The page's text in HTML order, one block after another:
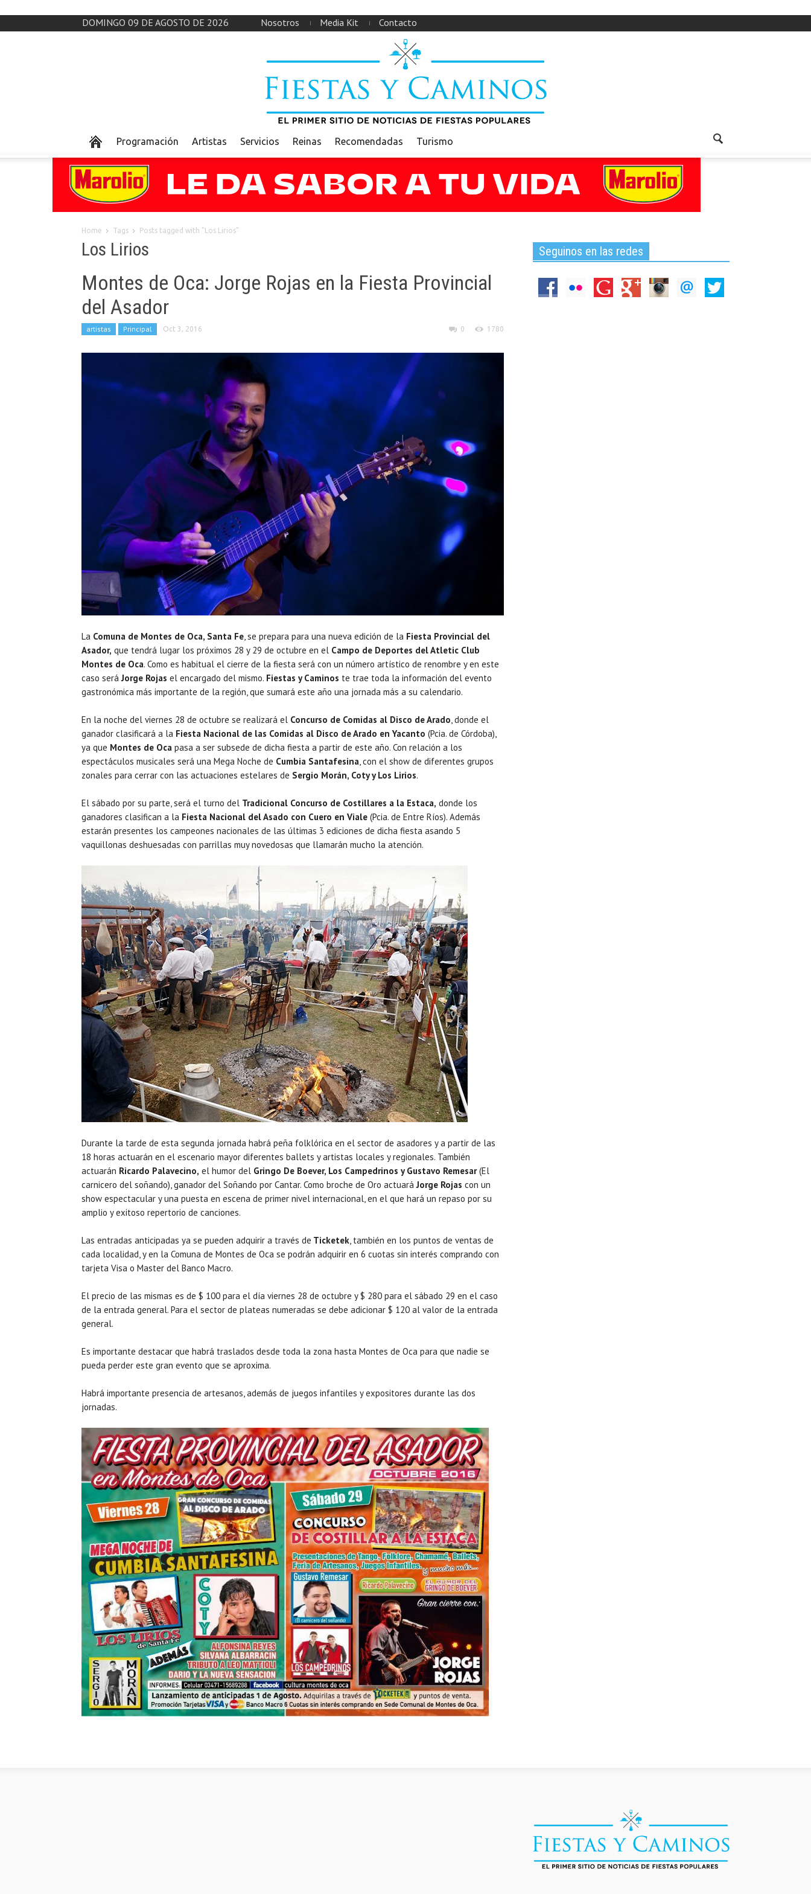
DOMINGO 09 DE AGOSTO DE 2026 Nosotros Media Kit Contacto
Programación Artistas Servicios Reinas Recomendadas Turismo
Home Tags Posts tagged with "Los Lirios"
Los Lirios
Montes de Oca: Jorge Rojas en la Fiesta Provincial
del Asador
artistas Principal Oct 3, 2016 0 1780
La Comuna de Montes de Oca, Santa Fe, se prepara para una nueva edición de la Fiesta Provincial del
Asador, que tendrá lugar los próximos 28 y 29 de octubre en el Campo de Deportes del Atletic Club
Montes de Oca. Como es habitual el cierre de la fiesta será con un número artístico de renombre y en este
caso seráJorge Rojas el encargado del mismo. Fiestas y Caminos te trae toda la información del evento
gastronómica más importante de la región, que sumará este año una jornada más a su calendario.
En la noche del viernes 28 de octubre se realizará el Concurso de Comidas al Disco de Arado, donde el
ganador clasificará a la Fiesta Nacional de las Comidas al Disco de Arado en Yacanto (Pcia. de Córdoba),
ya que Montes de Oca pasa a ser subsede de dicha fiesta a partir de este año. Con relación a los
espectáculos musicales será una Mega Noche de Cumbia Santafesina, con el show de diferentes grupos
zonales para cerrar con las actuaciones estelares de Sergio Morán, Coty y Los Lirios.
El sábado por su parte, será el turno del Tradicional Concurso de Costillares a la Estaca, donde los
ganadores clasifican a la Fiesta Nacional del Asado con Cuero en Viale (Pcia. de Entre Ríos). Además
estarán presentes los campeones nacionales de las últimas 3 ediciones de dicha fiesta asando 5
vaquillonas deshuesadas con parrillas muy novedosas que llamarán mucho la atención.
Durante la tarde de esta segunda jornada habrá peña folklórica en el sector de asadores y a partir de las
18 horas actuarán en el escenario mayor diferentes ballets y artistas locales y regionales. También
actuarán Ricardo Palavecino, el humor del Gringo De Boever, Los Campedrinos y Gustavo Remesar(El
carnicero del soñando), ganador del Soñando por Cantar. Como broche de Oro actuaráJorge Rojas con un
show espectacular y una puesta en escena de primer nivel internacional, en el que hará un repaso por su
amplio y exitoso repertorio de canciones.
Las entradas anticipadas ya se pueden adquirir a través de Ticketek, también en los puntos de ventas de
cada localidad, y en la Comuna de Montes de Oca se podrán adquirir en 6 cuotas sin interés comprando con
tarjeta Visa o Master del Banco Macro.
El precio de las mismas es de $ 100 para el día viernes 28 de octubre y $ 280 para el sábado 29 en el caso
de la entrada general. Para el sector de plateas numeradas se debe adicionar $ 120 al valor de la entrada
general.
Es importante destacar que habrá traslados desde toda la zona hasta Montes de Oca para que nadie se
pueda perder este gran evento que se aproxima.
Habrá importante presencia de artesanos, además de juegos infantiles y expositores durante las dos
jornadas.
Seguinos en las redes